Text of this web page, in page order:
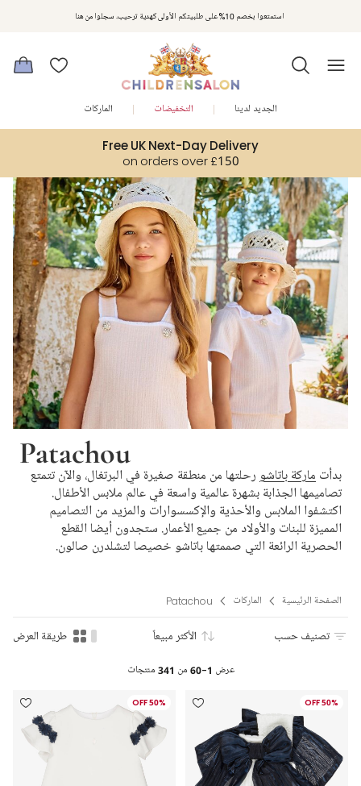
استمتعوا بخصم 10% على طلبيتكم الأولى كهدية ترحيب. سجلوا من هنا
مكافآت تشلدرن صالون | اجمعوا النقاط مع كل عملية شراء لتحصلوا على هدايا حصرية وعروض مصممة خصيصا لتلبي
متطلباتكم
Free UK Next-Day Delivery
on orders over £150
الجديد لدينا التخفيضات الماركات
Patachou
بدأت ماركة باتاشو رحلتها من منطقة صغيرة في البرتغال، والآن تتمتع
تصاميمها الجذابة بشهرة عالمية واسعة في عالم ملابس الأطفال.
اكتشفوا الملابس والأحذية والإكسسوارات والمزيد من التصاميم
المميزة للبنات والأولاد من جميع الأعمار. ستجدون أيضا القطع
الحصرية الرائعة التي صممتها باتاشو خصيصا لتشلدرن صالون.
الصفحة الرئيسية الماركات Patachou
تصنيف حسب الأكثر مبيعاً طريقة العرض
عرض 1-60 من 341 منتجات
50% OFF
50% OFF